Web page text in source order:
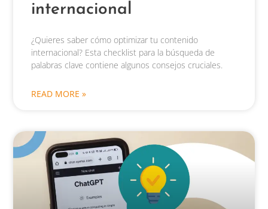
internacional
¿Quieres saber cómo optimizar tu contenido
internacional? Esta checklist para la búsqueda de
palabras clave contiene algunos consejos cruciales.
READ MORE »